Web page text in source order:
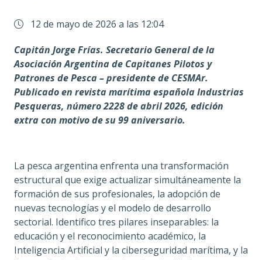
12 de mayo de 2026 a las 12:04
Capitán Jorge Frías. Secretario General de la
Asociación Argentina de Capitanes Pilotos y
Patrones de Pesca – presidente de CESMAr.
Publicado en revista marítima española Industrias
Pesqueras, número 2228 de abril 2026, edición
extra con motivo de su 99 aniversario.
La pesca argentina enfrenta una transformación
estructural que exige actualizar simultáneamente la
formación de sus profesionales, la adopción de
nuevas tecnologías y el modelo de desarrollo
sectorial. Identifico tres pilares inseparables: la
educación y el reconocimiento académico, la
Inteligencia Artificial y la ciberseguridad marítima, y la